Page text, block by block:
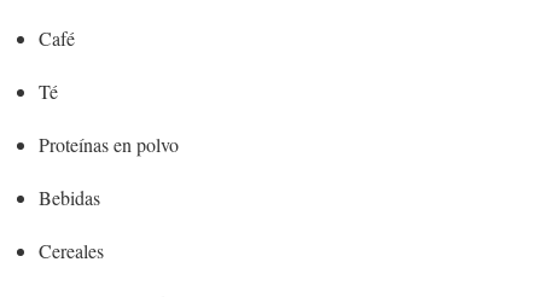
Café
Té
Proteínas en polvo
Bebidas
Cereales